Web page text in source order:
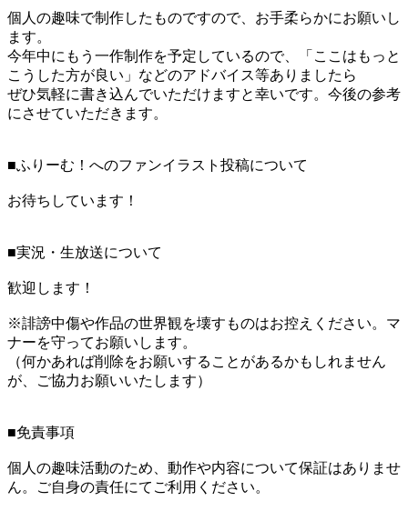
個人の趣味で制作したものですので、お手柔らかにお願いし
ます。
今年中にもう一作制作を予定しているので、「ここはもっと
こうした方が良い」などのアドバイス等ありましたら
ぜひ気軽に書き込んでいただけますと幸いです。今後の参考
にさせていただきます。
■ふりーむ！へのファンイラスト投稿について
お待ちしています！
■実況・生放送について
歓迎します！
※誹謗中傷や作品の世界観を壊すものはお控えください。マ
ナーを守ってお願いします。
（何かあれば削除をお願いすることがあるかもしれません
が、ご協力お願いいたします）
■免責事項
個人の趣味活動のため、動作や内容について保証はありませ
ん。ご自身の責任にてご利用ください。